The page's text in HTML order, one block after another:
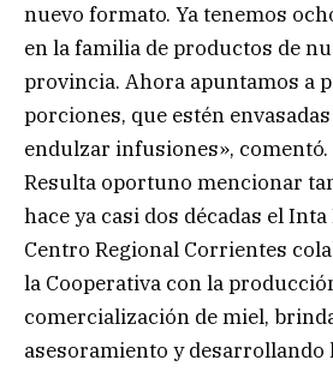
nuevo formato. Ya tenemos
en la familia de productos de
provincia. Ahora apuntamos a
porciones, que estén
endulzar infusiones», comentó.
Resulta oportuno mencionar
hace ya casi dos décadas el
Centro Regional Corrientes
la Cooperativa con la
comercialización de miel,
asesoramiento y desarrollando